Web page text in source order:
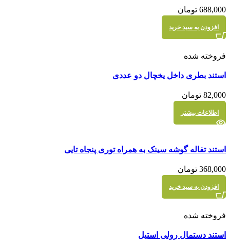
688,000 تومان
افزودن به سبد خرید
فروخته شده
نمایش سریع
استند بطری داخل یخچال دو عددی
82,000 تومان
اطلاعات بیشتر
نمایش سریع
استند تفاله گوشه سینک به همراه توری پنجاه تایی
368,000 تومان
افزودن به سبد خرید
فروخته شده
نمایش سریع
استند دستمال رولی استیل